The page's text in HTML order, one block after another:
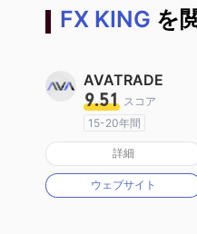
FX KING を
AVATRADE
9.51 スコア
15-20年間
オーストラリア規制
マーケットメイキングライセンス（MM）
詳細
ウェブサイト